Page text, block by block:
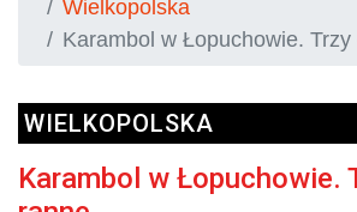
Wielkopolska
Karambol w Łopuchowie.
WIELKOPOLSKA
Karambol w Łopuchowie.